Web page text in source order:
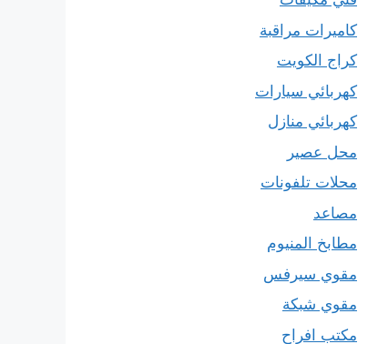
كاميرات مراقبة
كراج الكويت
كهربائي سيارات
كهربائي منازل
محل عصير
محلات تلفونات
مصاعد
مطابخ المنيوم
مقوي سيرفس
مقوي شبكة
مكتب افراح